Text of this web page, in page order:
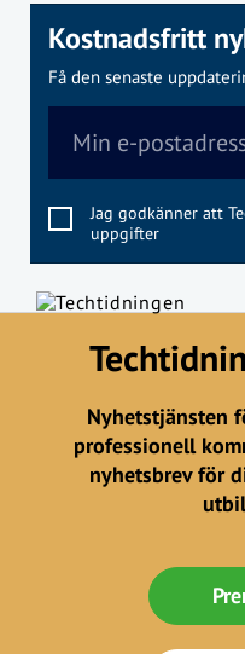
Kostnadsfritt
Få den senaste
Jag godkänner att
uppgifter
Nyhetstjänsten
professionell
nyhetsbrev för